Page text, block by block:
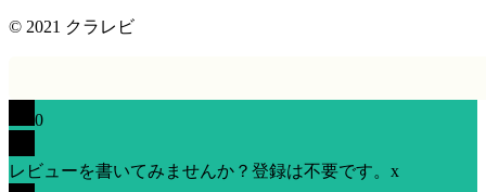
© 2021 クラレビ
0
レビューを書いてみませんか？登録は不要です。 x